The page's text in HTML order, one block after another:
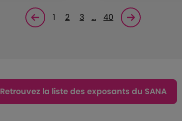
Page précédente
1 2 3 … 40 Page suivante<
Retrouvez la liste des exposants du SANA